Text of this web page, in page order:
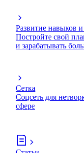
Развитие навыков
Постройте свой
и зарабатывать
Сетка
Соцсеть для
сфере